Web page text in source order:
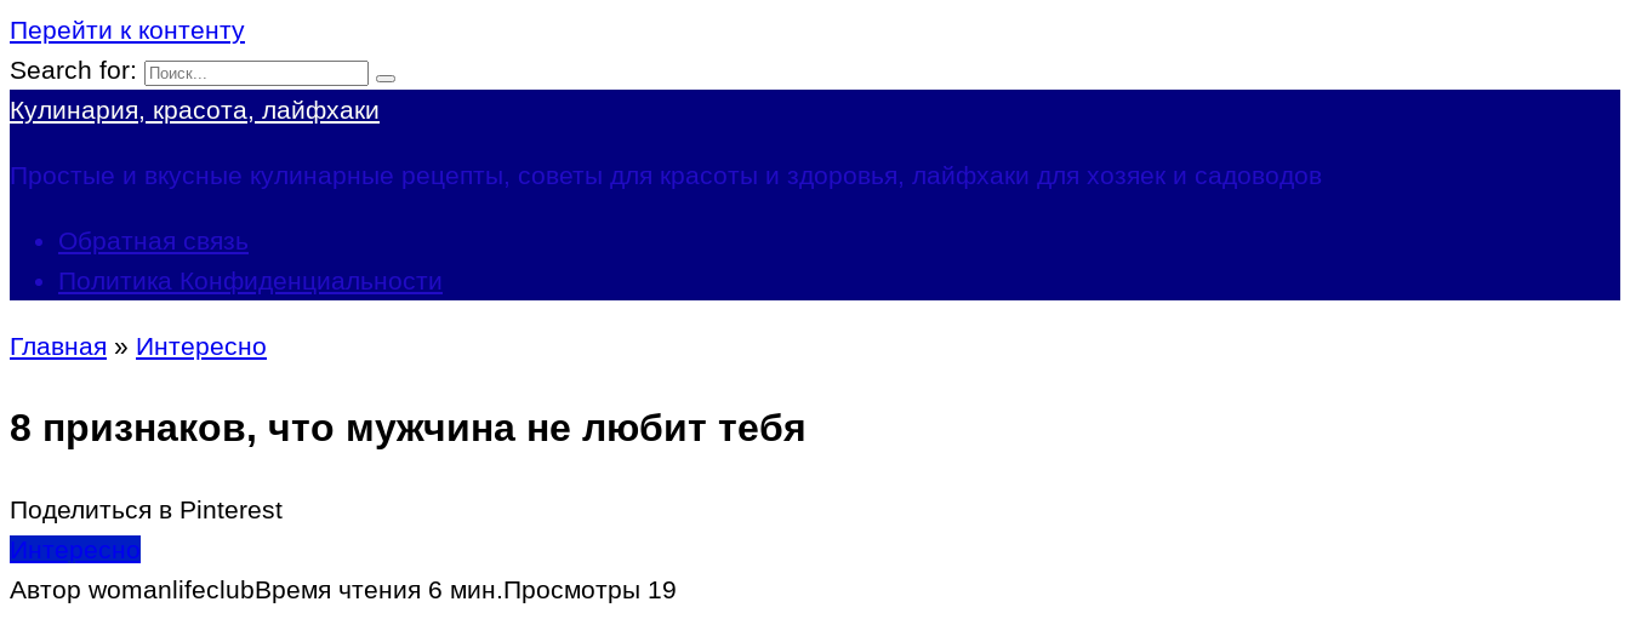
Перейти к контенту
Search for:
Кулинария, красота, лайфхаки
Простые и вкусные кулинарные рецепты, советы для красоты и здоровья, лайфхаки для хозяек и садоводов
Обратная связь
Политика Конфиденциальности
Главная » Интересно
8 признаков, что мужчина не любит тебя
Поделиться в Pinterest
Интересно
Автор womanlifeclubВремя чтения 6 мин.Просмотры 19